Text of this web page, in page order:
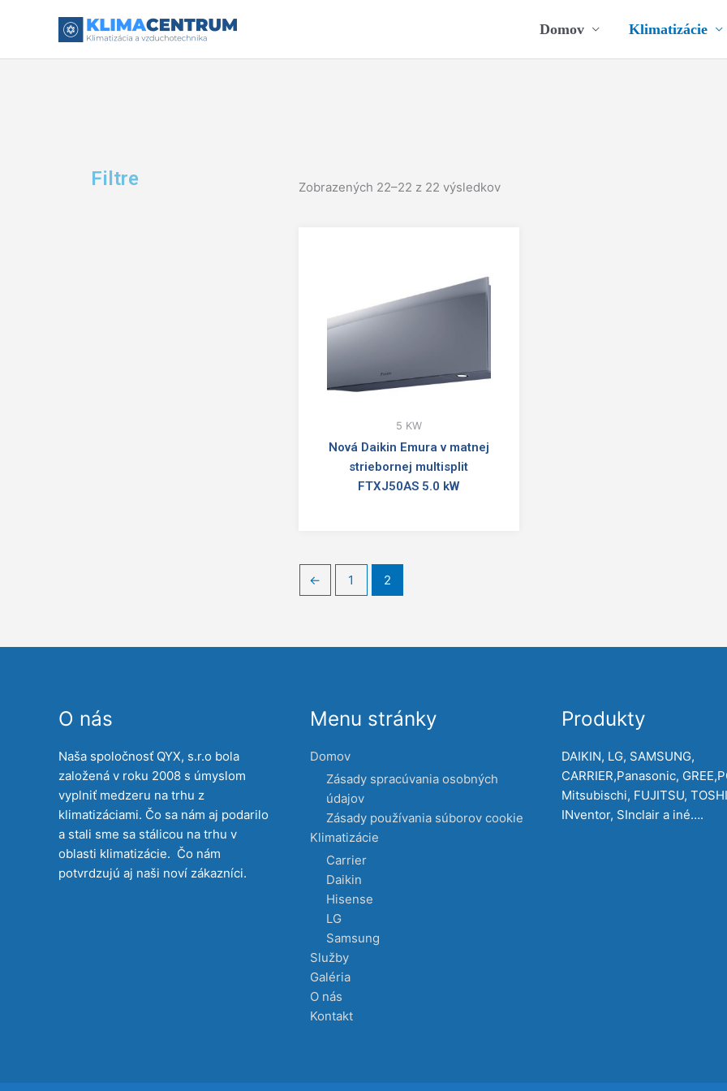
Domov Klimatizácie
Filtre Zobrazených 22–22 z 22 výsledkov
5 KW
Nová Daikin Emura v matnej
striebornej multisplit
FTXJ50AS 5.0 kW
← 1 2
O nás
Naša spoločnosť QYX, s.r.o bola
založená v roku 2008 s úmyslom
vyplniť medzeru na trhu z
klimatizáciami. Čo sa nám aj podarilo
a stali sme sa stálicou na trhu v
oblasti klimatizácie. Čo nám
potvrdzujú aj naši noví zákazníci.
Menu stránky
Domov
Zásady spracúvania osobných
údajov
Zásady používania súborov cookie
Klimatizácie
Carrier
Daikin
Hisense
LG
Samsung
Služby
Galéria
O nás
Kontakt
Produkty
DAIKIN, LG, SAMSUNG,
CARRIER,Panasonic,
Mitsubischi, FUJITSU,
INventor, SInclair a iné….